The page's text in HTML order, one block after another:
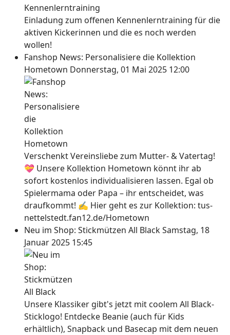
Einladung zum offenen Kennenlerntraining für die
aktiven Kickerinnen und die es noch werden
wollen!
Fanshop News: Personalisiere die Kollektion
Hometown Donnerstag, 01 Mai 2025 12:00
Verschenkt Vereinsliebe zum Mutter- & Vatertag!
💝 Unsere Kollektion Hometown könnt ihr ab
sofort kostenlos individualisieren lassen. Egal ob
Spielermama oder Papa – ihr entscheidet, was
draufkommt! ✍ Hier geht es zur Kollektion: tus-
nettelstedt.fan12.de/Hometown
Neu im Shop: Stickmützen All BlackSamstag, 18
Januar 2025 15:45
Unsere Klassiker gibt's jetzt mit coolem All Black-
Sticklogo! Entdecke Beanie (auch für Kids
erhältlich), Snapback und Basecap mit dem neuen